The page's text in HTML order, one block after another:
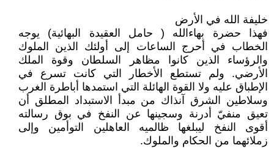
خليفة الله في الأرض
فهذا حضرة بهاءالله ( حامل العقيدة البهائية) يوجه
الخطاب في أحرج الساعات إلى أولئك الذين الملوك
والرؤساء الذين كانوا مظاهر السلطان وقوة الملك
الأرضي. ولم تستطع الأخطار التي كانت تسرع في
الإطباق عليه ولا القوة الهائلة التي استمدها أباطرة الغرب
وسلاطين الشرق آنذاك من مبدأ الاستبداد المطلق أن
تعيق منفيّ أدرنة وسجينها عن النفخ في بوق رسالته
أقوى النفخ ليبلغها ظالميه العاهلين التوأمين وإلى
زملائهما من الحكام والملوك.